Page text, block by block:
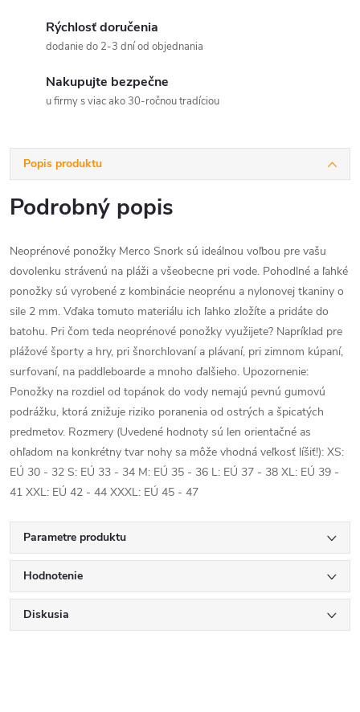
Rýchlosť doručenia
dodanie do 2-3 dní od objednania
Nakupujte bezpečne
u firmy s viac ako 30-ročnou tradíciou
Popis produktu
Podrobný popis
Neoprénové ponožky Merco Snork sú ideálnou voľbou pre vašu
dovolenku strávenú na pláži a všeobecne pri vode. Pohodlné a ľahké
ponožky sú vyrobené z kombinácie neoprénu a nylonovej tkaniny o
sile 2 mm. Vďaka tomuto materiálu ich ľahko zložíte a pridáte do
batohu. Pri čom teda neoprénové ponožky využijete? Napríklad pre
plážové športy a hry, pri šnorchlovaní a plávaní, pri zimnom kúpaní,
surfovaní, na paddleboarde a mnoho ďalšieho. Upozornenie:
Ponožky na rozdiel od topánok do vody nemajú pevnú gumovú
podrážku, ktorá znižuje riziko poranenia od ostrých a špicatých
predmetov. Rozmery (Uvedené hodnoty sú len orientačné as
ohľadom na konkrétny tvar nohy sa môže vhodná veľkosť líšiť!): XS:
EÚ 30 - 32 S: EÚ 33 - 34 M: EÚ 35 - 36 L: EÚ 37 - 38 XL: EÚ 39 -
41 XXL: EÚ 42 - 44 XXXL: EÚ 45 - 47
Parametre produktu
Hodnotenie
Diskusia